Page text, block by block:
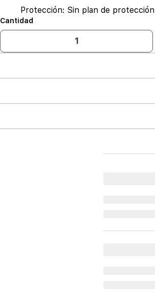
Protección: Sin plan de protección
Cantidad